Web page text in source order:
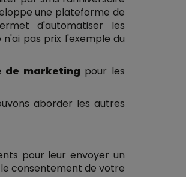
une plateforme de
d'automatiser les
pas prix l'exemple du
de marketing pour les
aborder les autres
pour leur envoyer un
le consentement de votre